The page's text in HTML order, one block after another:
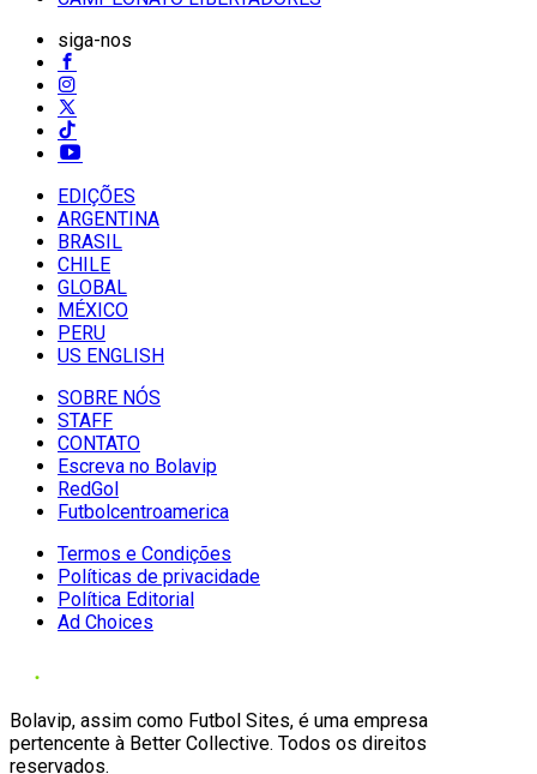
siga-nos
EDIÇÕES
ARGENTINA
BRASIL
CHILE
GLOBAL
MÉXICO
PERU
US ENGLISH
SOBRE NÓS
STAFF
CONTATO
Escreva no Bolavip
RedGol
Futbolcentroamerica
Termos e Condições
Políticas de privacidade
Política Editorial
Ad Choices
Bolavip, assim como Futbol Sites, é uma empresa
pertencente à Better Collective. Todos os direitos
reservados.